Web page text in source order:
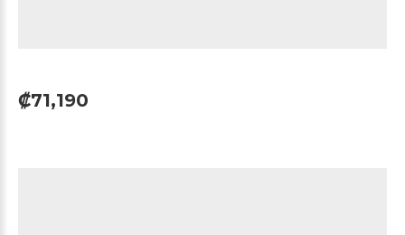
₡71,190